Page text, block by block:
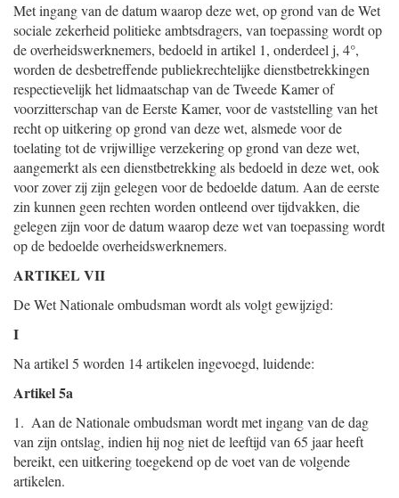
Met ingang van de datum waarop deze wet, op grond van de Wet
sociale zekerheid politieke ambtsdragers, van toepassing wordt op
de overheidswerknemers, bedoeld in artikel 1, onderdeel j, 4°,
worden de desbetreffende publiekrechtelijke dienstbetrekkingen
respectievelijk het lidmaatschap van de Tweede Kamer of
voorzitterschap van de Eerste Kamer, voor de vaststelling van het
recht op uitkering op grond van deze wet, alsmede voor de
toelating tot de vrijwillige verzekering op grond van deze wet,
aangemerkt als een dienstbetrekking als bedoeld in deze wet, ook
voor zover zij zijn gelegen voor de bedoelde datum. Aan de eerste
zin kunnen geen rechten worden ontleend over tijdvakken, die
gelegen zijn voor de datum waarop deze wet van toepassing wordt
op de bedoelde overheidswerknemers.
ARTIKEL VII
De Wet Nationale ombudsman wordt als volgt gewijzigd:
I
Na artikel 5 worden 14 artikelen ingevoegd, luidende:
Artikel 5a
1. Aan de Nationale ombudsman wordt met ingang van de dag
van zijn ontslag, indien hij nog niet de leeftijd van 65 jaar heeft
bereikt, een uitkering toegekend op de voet van de volgende
artikelen.